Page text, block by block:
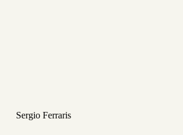
Sergio Ferraris